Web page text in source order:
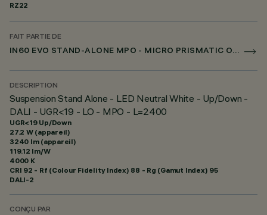
RZ22
FAIT PARTIE DE
IN60 EVO STAND-ALONE MPO - MICRO PRISMATIC OPTIC
DESCRIPTION
Suspension Stand Alone - LED Neutral White - Up/Down -
DALI - UGR<19 - LO - MPO - L=2400
UGR<19 Up/Down
27.2 W (appareil)
3240 lm (appareil)
119.12 lm/W
4000 K
CRI 92 - Rf (Colour Fidelity Index) 88 - Rg (Gamut Index) 95
DALI-2
CONÇU PAR